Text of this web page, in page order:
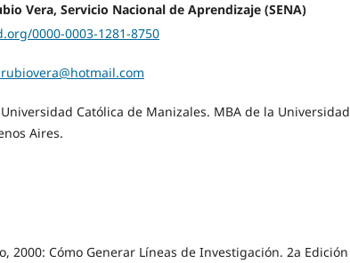
Vera, Servicio Nacional de Aprendizaje (SENA)
0000-0003-1281-8750
Católica de Manizales. MBA de la Universidad
Aires.
2000: Cómo Generar Líneas de Investigación. 2a Edición